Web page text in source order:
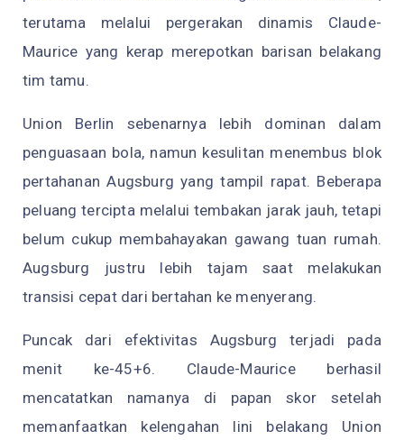
terutama melalui pergerakan dinamis Claude-
Maurice yang kerap merepotkan barisan belakang
tim tamu.
Union Berlin sebenarnya lebih dominan dalam
penguasaan bola, namun kesulitan menembus blok
pertahanan Augsburg yang tampil rapat. Beberapa
peluang tercipta melalui tembakan jarak jauh, tetapi
belum cukup membahayakan gawang tuan rumah.
Augsburg justru lebih tajam saat melakukan
transisi cepat dari bertahan ke menyerang.
Puncak dari efektivitas Augsburg terjadi pada
menit ke-45+6. Claude-Maurice berhasil
mencatatkan namanya di papan skor setelah
memanfaatkan kelengahan lini belakang Union